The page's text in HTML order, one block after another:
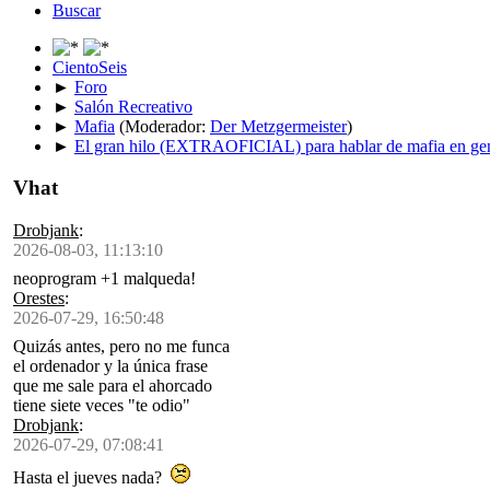
Buscar
CientoSeis
► Foro
► Salón Recreativo
► Mafia (Moderador: Der Metzgermeister)
► El gran hilo (EXTRAOFICIAL) para hablar de mafia en
Vhat
Drobjank:
2026-08-03, 11:13:10
neoprogram +1 malqueda!
Orestes:
2026-07-29, 16:50:48
Quizás antes, pero no me funca
el ordenador y la única frase
que me sale para el ahorcado
tiene siete veces "te odio"
Drobjank:
2026-07-29, 07:08:41
Hasta el jueves nada?